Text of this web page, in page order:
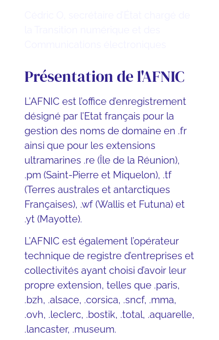
Présentation de l'AFNIC
L’AFNIC est l’office d’enregistrement
désigné par l’Etat français pour la
gestion des noms de domaine en .fr
ainsi que pour les extensions
ultramarines .re (Île de la Réunion),
.pm (Saint-Pierre et Miquelon), .tf
(Terres australes et antarctiques
Françaises), .wf (Wallis et Futuna) et
.yt (Mayotte).
L’AFNIC est également l’opérateur
technique de registre d’entreprises et
collectivités ayant choisi d’avoir leur
propre extension, telles que .paris,
.bzh, .alsace, .corsica, .sncf, .mma,
.ovh, .leclerc, .bostik, .total, .aquarelle,
.lancaster, .museum.